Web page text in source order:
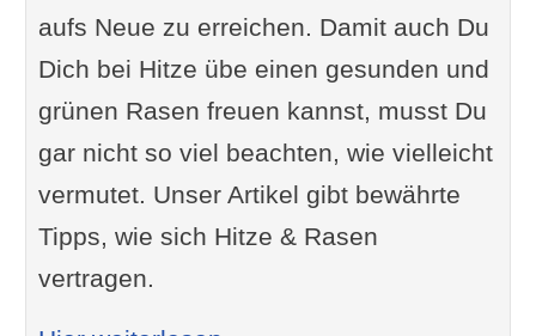
aufs Neue zu erreichen. Damit auch Du
Dich bei Hitze übe einen gesunden und
grünen Rasen freuen kannst, musst Du
gar nicht so viel beachten, wie vielleicht
vermutet. Unser Artikel gibt bewährte
Tipps, wie sich Hitze & Rasen
vertragen.